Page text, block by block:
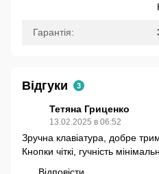
Гарантія:
Відгуки 3
Тетяна Гриценко
13.02.2025 в 06:52
Зручна клавіатура, добре
Кнопки чіткі, гучність